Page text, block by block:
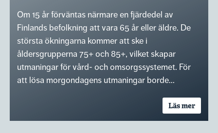
Om 15 år förväntas närmare en fjärdedel av
Finlands befolkning att vara 65 år eller äldre. De
största ökningarna kommer att ske i
åldersgrupperna 75+ och 85+, vilket skapar
utmaningar för vård- och omsorgssystemet. För
att lösa morgondagens utmaningar borde...
Läs mer